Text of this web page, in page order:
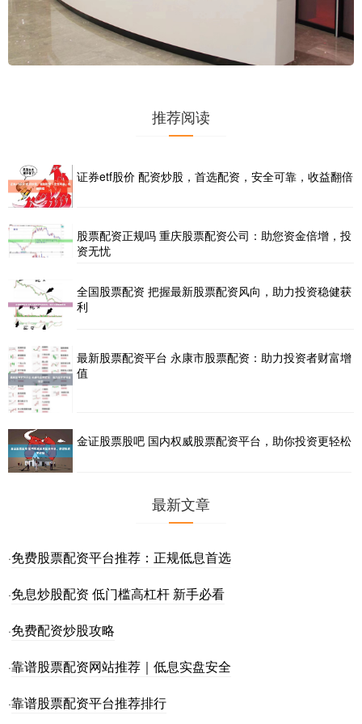
推荐阅读
证券etf股价 配资炒股，首选配资，安全可靠，收益翻倍
股票配资正规吗 重庆股票配资公司：助您资金倍增，投
资无忧
全国股票配资 把握最新股票配资风向，助力投资稳健获
利
最新股票配资平台 永康市股票配资：助力投资者财富增
值
金证股票股吧 国内权威股票配资平台，助你投资更轻松
最新文章
·免费股票配资平台推荐：正规低息首选
·免息炒股配资 低门槛高杠杆 新手必看
·免费配资炒股攻略
·靠谱股票配资网站推荐｜低息实盘安全
·靠谱股票配资平台推荐排行